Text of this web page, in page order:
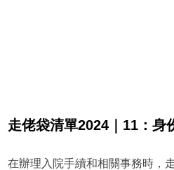
走佬袋清單2024｜11：身
在辦理入院手續和相關事務時，